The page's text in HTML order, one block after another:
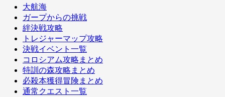
大航海
ガープからの挑戦
絆決戦攻略
トレジャーマップ攻略
決戦イベント一覧
コロシアム攻略まとめ
特訓の森攻略まとめ
必殺本獲得冒険まとめ
通常クエスト一覧